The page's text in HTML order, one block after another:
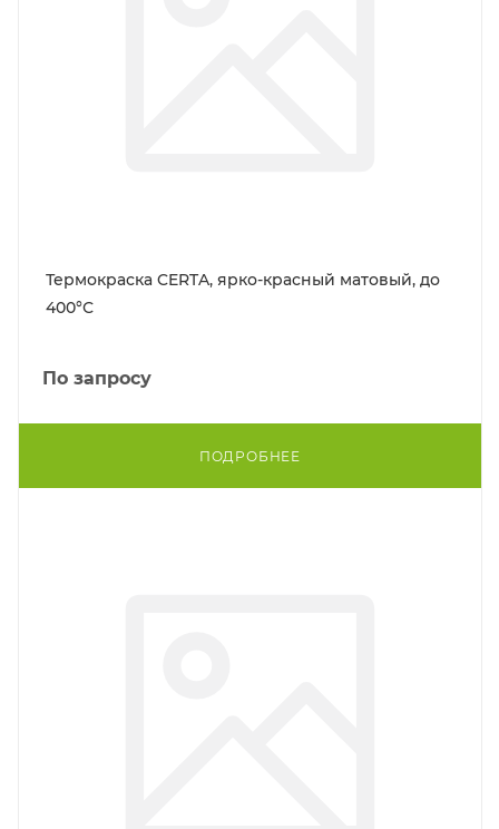
Термокраска CERTA, ярко-красный матовый, до
400°С
По запросу
ПОДРОБНЕЕ